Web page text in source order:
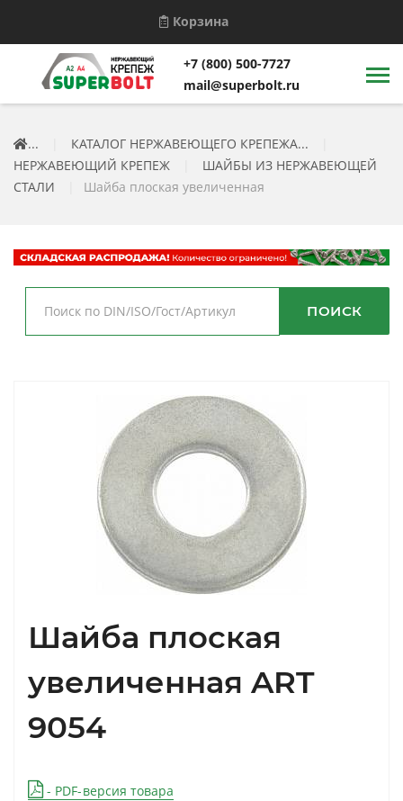
Корзина
+7 (800) 500-7727
mail@superbolt.ru
... КАТАЛОГ НЕРЖАВЕЮЩЕГО КРЕПЕЖА...
НЕРЖАВЕЮЩИЙ КРЕПЕЖ
ШАЙБЫ ИЗ НЕРЖАВЕЮЩЕЙ
СТАЛИ
Шайба плоская увеличенная
ПОИСК
Шайба плоская
увеличенная ART
9054
- PDF-версия товара